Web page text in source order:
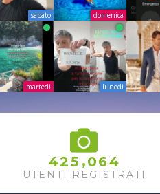
sabato domenica
martedì lunedì
425 ,064
UTENTI REGISTRATI